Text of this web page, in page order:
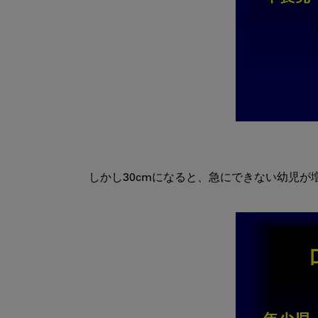
しかし30cmになると、急にできない幼児が